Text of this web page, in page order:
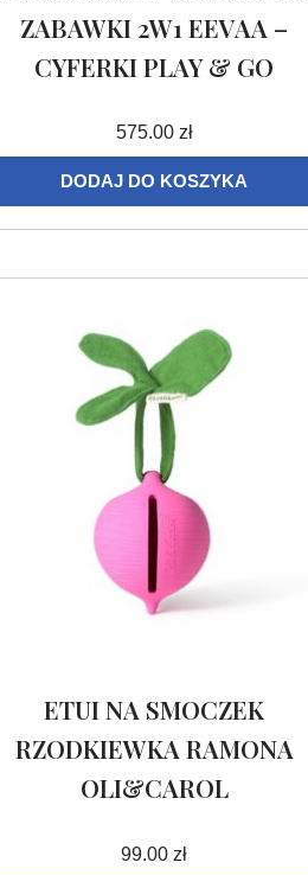
ZABAWKI 2W1 EEVAA –
CYFERKI PLAY & GO
575.00 zł
DODAJ DO KOSZYKA
ETUI NA SMOCZEK
RZODKIEWKA RAMONA
OLI&CAROL
99.00zł